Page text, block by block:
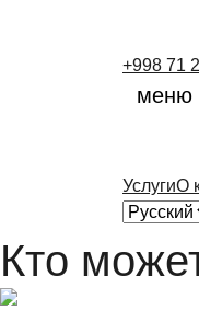
+998 71
меню
УслугиО
Кто